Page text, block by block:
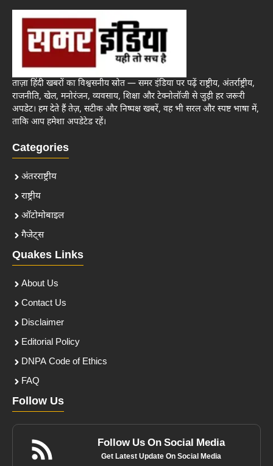
ताज़ा हिंदी खबरों का विश्वसनीय स्रोत — समर इंडिया पर पढ़ें राष्ट्रीय, अंतर्राष्ट्रीय,
राजनीति, खेल, मनोरंजन, व्यवसाय, शिक्षा और टेक्नोलॉजी से जुड़ी हर जरूरी
अपडेट। हम देते हैं तेज़, सटीक और निष्पक्ष खबरें, वह भी सरल और स्पष्ट भाषा में,
ताकि आप हमेशा अपडेटेड रहें।
Categories
अंतरराष्ट्रीय
राष्ट्रीय
ऑटोमोबाइल
गैजेट्स
Quakes Links
About Us
Contact Us
Disclaimer
Editorial Policy
DNPA Code of Ethics
FAQ
Follow Us
Follow Us On Social Media
Get Latest Update On Social Media